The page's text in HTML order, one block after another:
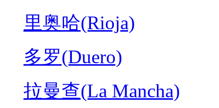
里奥哈(Rioja)
多罗(Duero)
拉曼查(La Mancha)